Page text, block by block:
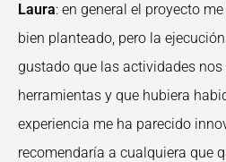
Laura: en general el proyecto
bien planteado, pero la
gustado que las actividades
herramientas y que hubiera
experiencia me ha parecido
recomendaría a cualquiera que